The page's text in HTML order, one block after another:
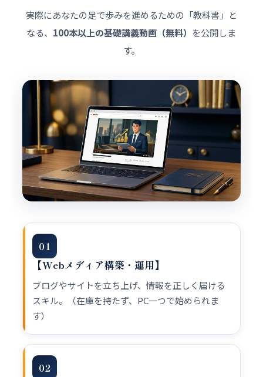
実際にあなたの足で歩みを進めるための「教科書」と
なる、 100本以上の基礎講義動画（無料） を公開しま
す。
01
【Webメディア構築・運用】
ブログやサイトを立ち上げ、情報を正しく届ける
スキル。（在庫を持たず、PC一つで始められま
す）
02